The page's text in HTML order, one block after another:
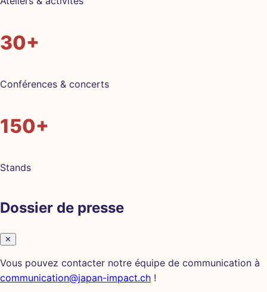
30+
Conférences & concerts
150+
Stands
Dossier de presse
✕
Vous pouvez contacter notre équipe de communication à
communication@japan-impact.ch !